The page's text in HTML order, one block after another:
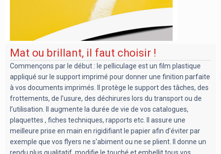
Mat ou brillant, il faut choisir !
Commençons par le début : le pelliculage est un film plastique
appliqué sur le support imprimé pour donner une finition parfaite
à vos documents imprimés. Il protège le support des tâches, des
frottements, de l’usure, des déchirures lors du transport ou de
l’utilisation. Il augmente la durée de vie de vos catalogues,
plaquettes , fiches techniques, rapports etc. Il assure une
meilleure prise en main en rigidifiant le papier afin d’éviter par
exemple que vos flyers ne s’abiment ou ne se plient. Il donne un